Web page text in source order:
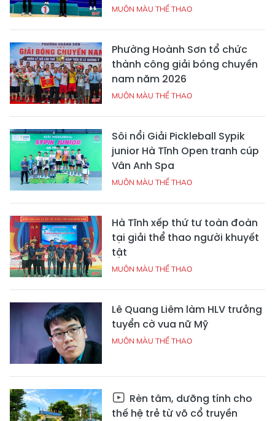
MUÔN MÀU THỂ THAO
Phường Hoành Sơn tổ chức
thành công giải bóng chuyền
nam năm 2026
MUÔN MÀU THỂ THAO
Sôi nổi Giải Pickleball Sypik
junior Hà Tĩnh Open tranh cúp
Vân Anh Spa
MUÔN MÀU THỂ THAO
Hà Tĩnh xếp thứ tư toàn đoàn
tại giải thể thao người khuyết
tật
MUÔN MÀU THỂ THAO
Lê Quang Liêm làm HLV trưởng
tuyển cờ vua nữ Mỹ
MUÔN MÀU THỂ THAO
Rèn tâm, dưỡng tính cho
thế hệ trẻ từ võ cổ truyền